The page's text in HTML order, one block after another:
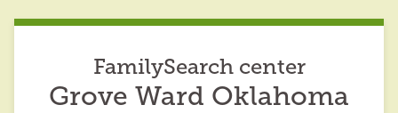
FamilySearch center
Grove Ward Oklahoma